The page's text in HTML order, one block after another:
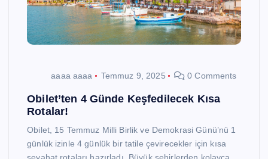
aaaa aaaa Temmuz 9, 2025 0 Comments
Obilet’ten 4 Günde Keşfedilecek Kısa
Rotalar!
Obilet, 15 Temmuz Milli Birlik ve Demokrasi Günü’nü 1
günlük izinle 4 günlük bir tatile çevirecekler için kısa